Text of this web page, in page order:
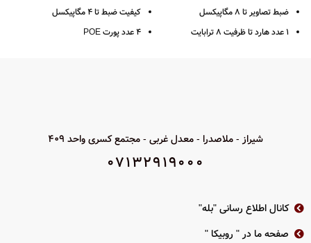
ضبط تصاویر تا 8 مگاپیکسل
1 عدد هارد تا ظرفیت 8 ترابایت
کیفیت ضبط تا 4 مگاپیکسل
4 عدد پورت POE
4 عدد رابط POE RJ-45 10/100M
1 عدد رابط شبکه RJ45 10/100M
شیراز - ملاصدرا - معدل غربی - مجتمع کسری واحد 409
07132919000
کانال اطلاع رسانی "بله"
صفحه ما در " روبیکا "